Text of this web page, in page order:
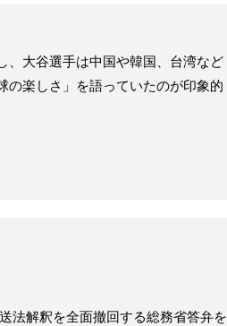
、大谷選手は中国や韓国、台湾など
の楽しさ」を語っていたのが印象的
法解釈を全面撤回する総務省答弁を